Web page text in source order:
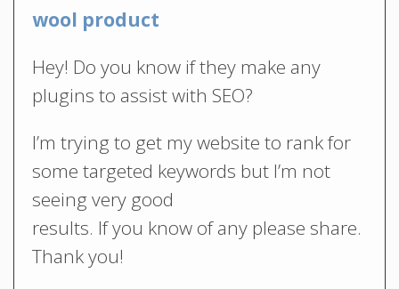
wool product
Hey! Do you know if they make any
plugins to assist with SEO?
I’m trying to get my website to rank for
some targeted keywords but I’m not
seeing very good
results. If you know of any please share.
Thank you!